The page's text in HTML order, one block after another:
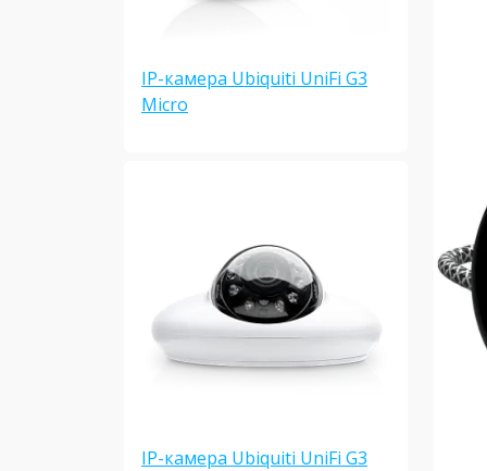
IP-камера Ubiquiti UniFi G3
Micro
IP-камера Ubiquiti UniFi G3